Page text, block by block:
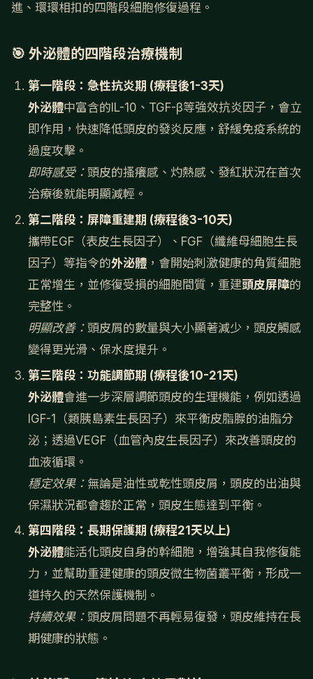
進、環環相扣的四階段細胞修復過程。
🎯 外泌體的四階段治療機制
第一階段：急性抗炎期 (療程後1-3天)
外泌體中富含的IL-10、TGF-β等強效抗炎因子，會立
即作用，快速降低頭皮的發炎反應，舒緩免疫系統的
過度攻擊。
即時感受： 頭皮的搔癢感、灼熱感、發紅狀況在首次
治療後就能明顯減輕。
第二階段：屏障重建期 (療程後3-10天)
攜帶EGF（表皮生長因子）、FGF（纖維母細胞生長
因子）等指令的外泌體 ，會開始刺激健康的角質細胞
正常增生，並修復受損的細胞間質，重建頭皮屏障的
完整性。
明顯改善： 頭皮屑的數量與大小顯著減少，頭皮觸感
變得更光滑、保水度提升。
第三階段：功能調節期 (療程後10-21天)
外泌體會進一步深層調節頭皮的生理機能，例如透過
IGF-1（類胰島素生長因子）來平衡皮脂腺的油脂分
泌；透過VEGF（血管內皮生長因子）來改善頭皮的
血液循環。
穩定效果： 無論是油性或乾性頭皮屑，頭皮的出油與
保濕狀況都會趨於正常，頭皮生態達到平衡。
第四階段：長期保護期 (療程21天以上)
外泌體能活化頭皮自身的幹細胞，增強其自我修復能
力，並幫助重建健康的頭皮微生物菌叢平衡，形成一
道持久的天然保護機制。
持續效果： 頭皮屑問題不再輕易復發，頭皮維持在長
期健康的狀態。